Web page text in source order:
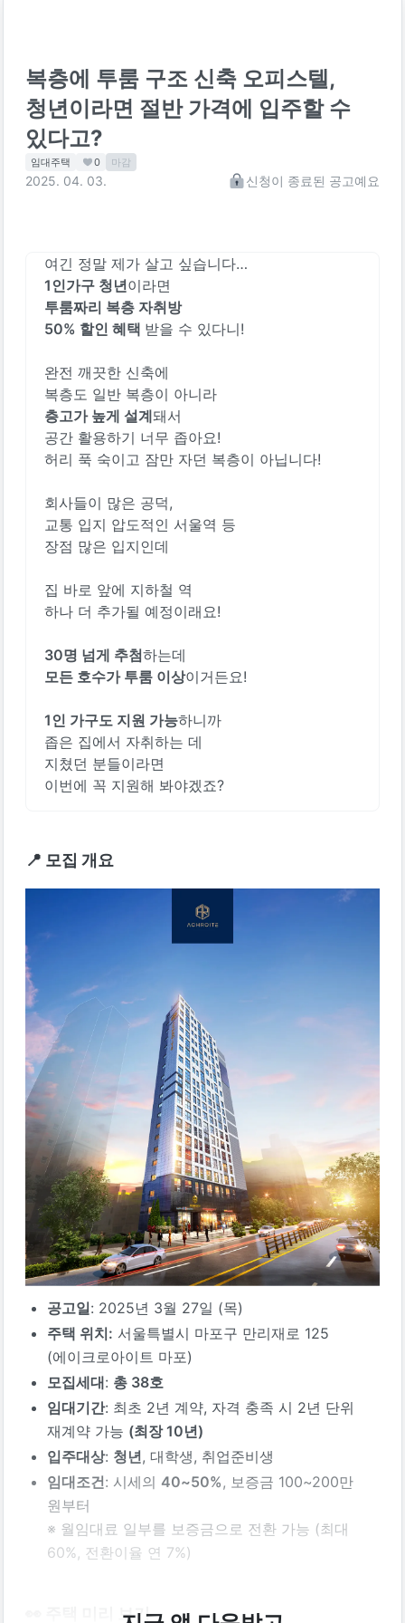
복층에 투룸 구조 신축 오피스텔,
청년이라면 절반 가격에 입주할 수
있다고?
임대주택 0 마감
2025. 04. 03. 신청이 종료된 공고예요
여긴 정말 제가 살고 싶습니다…
1인가구 청년이라면
투룸짜리 복층 자취방
50% 할인 혜택 받을 수 있다니!
완전 깨끗한 신축에
복층도 일반 복층이 아니라
층고가 높게 설계돼서
공간 활용하기 너무 좁아요!
허리 푹 숙이고 잠만 자던 복층이 아닙니다!
회사들이 많은 공덕,
교통 입지 압도적인 서울역 등
장점 많은 입지인데
집 바로 앞에 지하철 역
하나 더 추가될 예정이래요!
30명 넘게 추첨하는데
모든 호수가 투룸 이상이거든요!
1인 가구도 지원 가능하니까
좁은 집에서 자취하는 데
지쳤던 분들이라면
이번에 꼭 지원해 봐야겠죠?
📍 모집 개요
공고일: 2025년 3월 27일 (목)
주택 위치: 서울특별시 마포구 만리재로 125
(에이크로아이트 마포)
모집세대: 총 38호
임대기간: 최초 2년 계약, 자격 충족 시 2년 단위
재계약 가능 (최장 10년)
입주대상: 청년, 대학생, 취업준비생
임대조건: 시세의 40~50% , 보증금 100~200만
원부터
※ 월임대료 일부를 보증금으로 전환 가능 (최대
60%, 전환이율 연 7%)
👀 주택 미리 보기